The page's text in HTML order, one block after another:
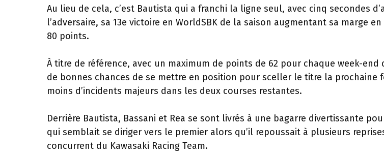
Au lieu de cela, c’est Bautista qui a franchi la ligne seul, avec cinq secondes
l’adversaire, sa 13e victoire en WorldSBK de la saison augmentant sa marge
80 points.
À titre de référence, avec un maximum de points de 62 pour chaque week-end
de bonnes chances de se mettre en position pour sceller le titre la prochaine
moins d’incidents majeurs dans les deux courses restantes.
Derrière Bautista, Bassani et Rea se sont livrés à une bagarre divertissante
qui semblait se diriger vers le premier alors qu’il repoussait à plusieurs
concurrent du Kawasaki Racing Team.